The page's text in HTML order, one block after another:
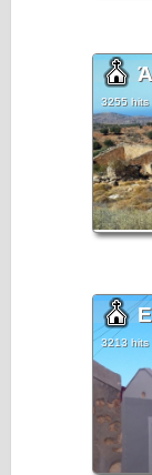
3255 hits
3213 hits